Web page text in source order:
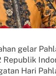
gelar
Republik
Hari